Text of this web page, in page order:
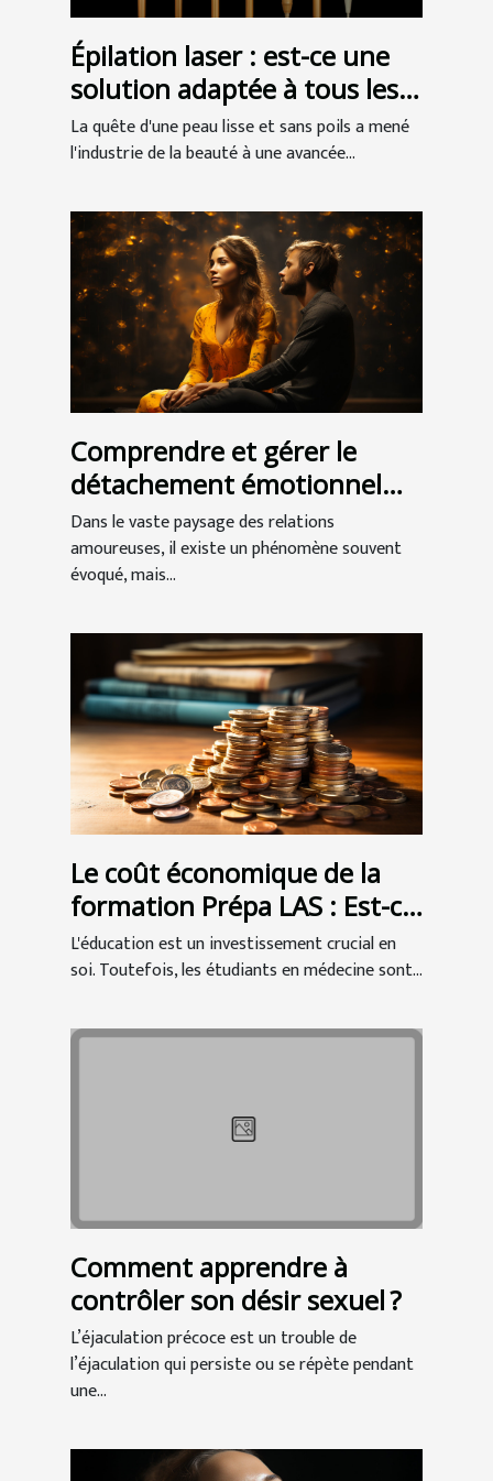
Épilation laser : est-ce une
solution adaptée à tous les
types de peau ?
La quête d'une peau lisse et sans poils a mené
l'industrie de la beauté à une avancée...
Comprendre et gérer le
détachement émotionnel
dans les relations
amoureuses
Dans le vaste paysage des relations
amoureuses, il existe un phénomène souvent
évoqué, mais...
Le coût économique de la
formation Prépa LAS : Est-ce
un bon investissement pour
les étudiants en médecine ?
L'éducation est un investissement crucial en
soi. Toutefois, les étudiants en médecine sont...
Comment apprendre à
contrôler son désir sexuel ?
L’éjaculation précoce est un trouble de
l’éjaculation qui persiste ou se répète pendant
une...